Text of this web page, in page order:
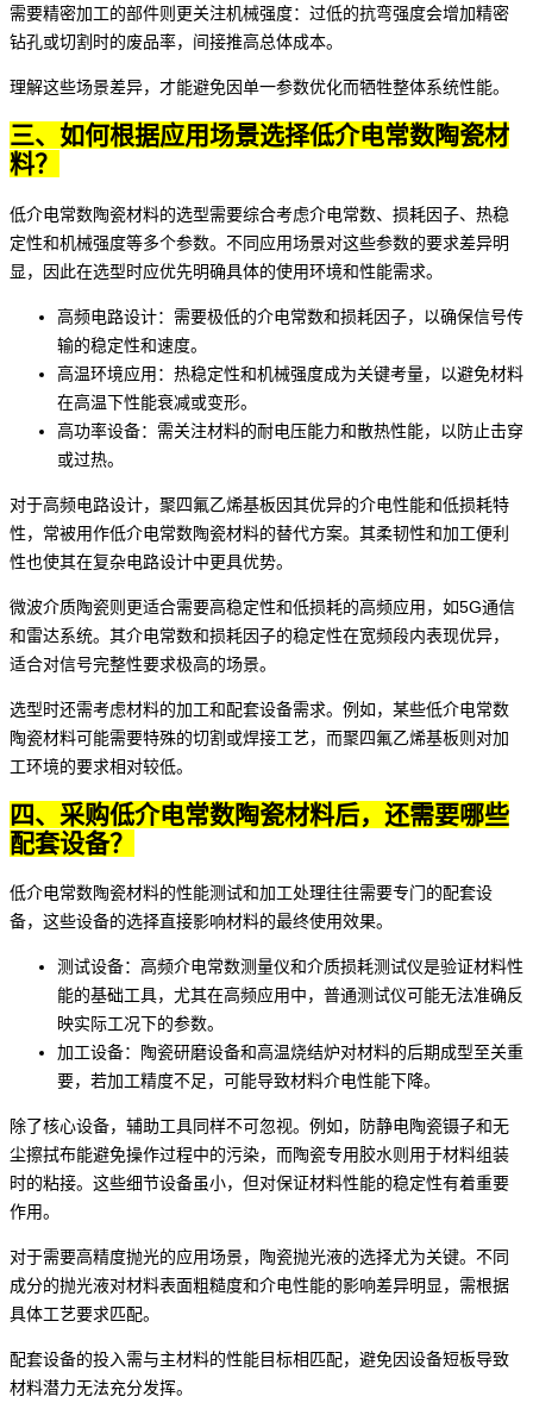
需要精密加工的部件则更关注机械强度：过低的抗弯强度会增加精密
钻孔或切割时的废品率，间接推高总体成本。
理解这些场景差异，才能避免因单一参数优化而牺牲整体系统性能。
三、如何根据应用场景选择低介电常数陶瓷材
料？
低介电常数陶瓷材料的选型需要综合考虑介电常数、损耗因子、热稳
定性和机械强度等多个参数。不同应用场景对这些参数的要求差异明
显，因此在选型时应优先明确具体的使用环境和性能需求。
高频电路设计：需要极低的介电常数和损耗因子，以确保信号传
输的稳定性和速度。
高温环境应用：热稳定性和机械强度成为关键考量，以避免材料
在高温下性能衰减或变形。
高功率设备：需关注材料的耐电压能力和散热性能，以防止击穿
或过热。
对于高频电路设计， 聚四氟乙烯基板因其优异的介电性能和低损耗特
性，常被用作低介电常数陶瓷材料的替代方案。其柔韧性和加工便利
性也使其在复杂电路设计中更具优势。
微波介质陶瓷则更适合需要高稳定性和低损耗的高频应用，如5G通信
和雷达系统。其介电常数和损耗因子的稳定性在宽频段内表现优异，
适合对信号完整性要求极高的场景。
选型时还需考虑材料的加工和配套设备需求。例如，某些低介电常数
陶瓷材料可能需要特殊的切割或焊接工艺，而聚四氟乙烯基板则对加
工环境的要求相对较低。
四、采购低介电常数陶瓷材料后，还需要哪些
配套设备？
低介电常数陶瓷材料的性能测试和加工处理往往需要专门的配套设
备，这些设备的选择直接影响材料的最终使用效果。
测试设备： 高频介电常数测量仪和介质损耗测试仪是验证材料性
能的基础工具，尤其在高频应用中，普通测试仪可能无法准确反
映实际工况下的参数。
加工设备：
陶瓷研磨设备和高温烧结炉对材料的后期成型至关重
要，若加工精度不足，可能导致材料介电性能下降。
除了核心设备，辅助工具同样不可忽视。例如， 防静电陶瓷镊子和无
尘擦拭布能避免操作过程中的污染，而陶瓷专用胶水则用于材料组装
时的粘接。这些细节设备虽小，但对保证材料性能的稳定性有着重要
作用。
对于需要高精度抛光的应用场景， 陶瓷抛光液的选择尤为关键。不同
成分的抛光液对材料表面粗糙度和介电性能的影响差异明显，需根据
具体工艺要求匹配。
配套设备的投入需与主材料的性能目标相匹配，避免因设备短板导致
材料潜力无法充分发挥。